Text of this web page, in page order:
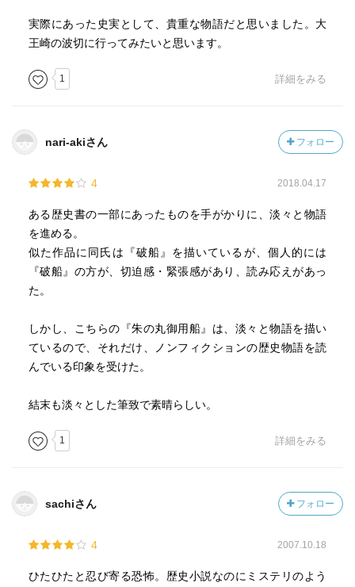
実際にあった史実として、貴重な物語だと思いました。大
王崎の波切に行ってみたいと思います。
1 詳細をみる
nari-akiさん フォロー
4 2018.04.17
ある歴史書の一部にあったものを手がかりに、淡々と物語
を進める。
似た作品に同氏は『破船』を描いているが、個人的には
『破船』の方が、切迫感・緊張感があり、読み応えがあっ
た。
しかし、こちらの『朱の丸御用船』は、淡々と物語を描い
ているので、それだけ、ノンフィクションの歴史物語を読
んでいる印象を受けた。
結末も淡々とした筆致で素晴らしい。
1 詳細をみる
sachiさん フォロー
4 2007.10.18
ひたひたと忍び寄る恐怖。歴史小説なのにミステリのよう